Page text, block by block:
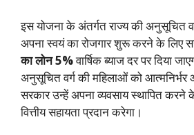
इस योजना के अंतर्गत राज्य की अनुसूचित
अपना स्वयं का रोजगार शुरू करने के लिए
का लोन 5%वार्षिक ब्याज दर पर दिया
अनुसूचित वर्ग की महिलाओं को
सरकार उन्हें अपना व्यवसाय स्थापित करने
वित्तीय सहायता प्रदान करेगा।